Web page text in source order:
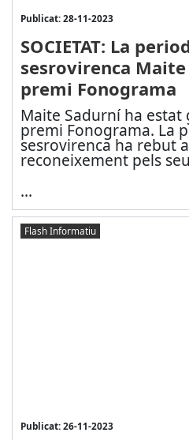
Publicat: 28-11-2023
SOCIETAT: La
sesrovirenca
premi Fonograma
Maite Sadurní ha
premi Fonograma. La
sesrovirenca ha rebut
reconeixement pels
...
Flash Informatiu
Publicat: 26-11-2023